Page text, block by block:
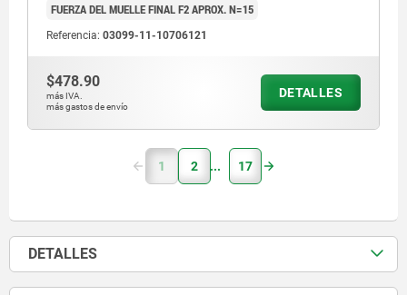
FUERZA DEL MUELLE FINAL F2 APROX. N=15
Referencia: 03099-11-10706121
$478.90
más IVA.
más gastos de envío
DETALLES
1 2 17
DETALLES